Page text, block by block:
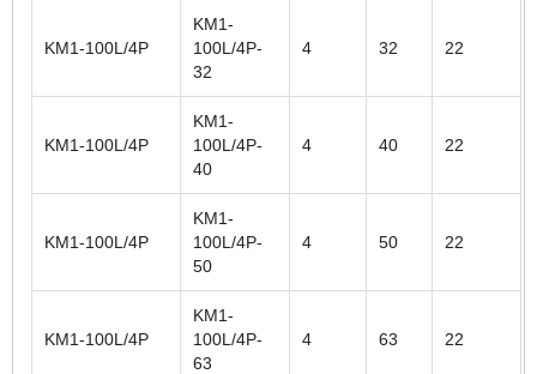
KM1-100L/4P
KM1-
100L/4P-
32
4 32 22
KM1-100L/4P
KM1-
100L/4P-
40
4 40 22
KM1-100L/4P
KM1-
100L/4P-
50
4 50 22
KM1-100L/4P
KM1-
100L/4P-
63
4 63 22